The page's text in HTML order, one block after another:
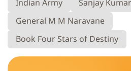
Indian Army
Sanjay
General M M Naravane
Book Four Stars of Destiny